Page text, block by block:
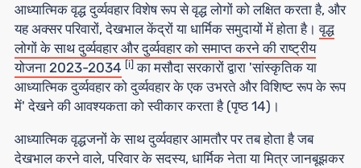
आध्यात्मिक वृद्ध दुर्व्यवहार विशेष रूप से वृद्ध लोगों को लक्षित करता है, और
यह अक्सर परिवारों, देखभाल केंद्रों या धार्मिक समुदायों में होता है।वृद्ध
लोगों के साथ दुर्व्यवहार और दुर्व्यवहार को समाप्त करने की राष्ट्रीय
योजना 2023-2034 [i] का मसौदा सरकारों द्वारा 'सांस्कृतिक या
आध्यात्मिक दुर्व्यवहार को दुर्व्यवहार के एक उभरते और विशिष्ट रूप के रूप
में' देखने की आवश्यकता को स्वीकार करता है (पृष्ठ 14)।
आध्यात्मिक वृद्धजनों के साथ दुर्व्यवहार आमतौर पर तब होता है जब
देखभाल करने वाले, परिवार के सदस्य, धार्मिक नेता या मित्र जानबूझकर